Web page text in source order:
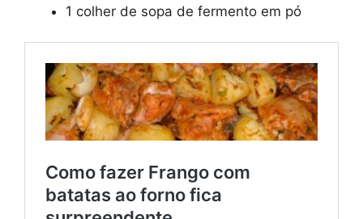
1 colher de sopa de fermento em pó